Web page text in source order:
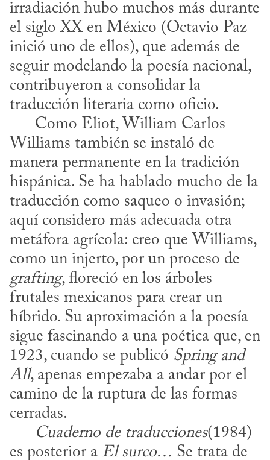
irradiación hubo muchos más durante
el siglo XX en México (Octavio Paz
inició uno de ellos), que además de
seguir modelando la poesía nacional,
contribuyeron a consolidar la
traducción literaria como oficio.
Williams también se instaló de
manera permanente en la tradición
hispánica. Se ha hablado mucho de la
traducción como saqueo o invasión;
aquí considero más adecuada otra
metáfora agrícola: creo que Williams,
grafting, floreció en los árboles
frutales mexicanos para crear un
híbrido. Su aproximación a la poesía
sigue fascinando a una poética que, en
1923, cuando se publicó Spring and
All, apenas empezaba a andar por el
camino de la ruptura de las formas
cerradas.
Cuaderno de traducciones(1984)
es posterior a El surco… Se trata de